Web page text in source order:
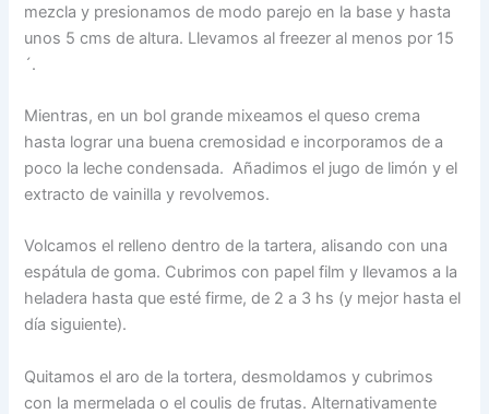
mezcla y presionamos de modo parejo en la base y hasta
unos 5 cms de altura. Llevamos al freezer al menos por 15
´.
Mientras, en un bol grande mixeamos el queso crema
hasta lograr una buena cremosidad e incorporamos de a
poco la leche condensada. Añadimos el jugo de limón y el
extracto de vainilla y revolvemos.
Volcamos el relleno dentro de la tartera, alisando con una
espátula de goma. Cubrimos con papel film y llevamos a la
heladera hasta que esté firme, de 2 a 3 hs (y mejor hasta el
día siguiente).
Quitamos el aro de la tortera, desmoldamos y cubrimos
con la mermelada o el coulis de frutas. Alternativamente